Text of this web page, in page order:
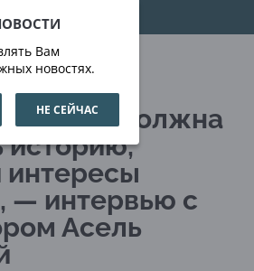
Вам
новостях.
НЕ СЕЙЧАС
среда должна
историю,
интересы
— интервью с
Асель